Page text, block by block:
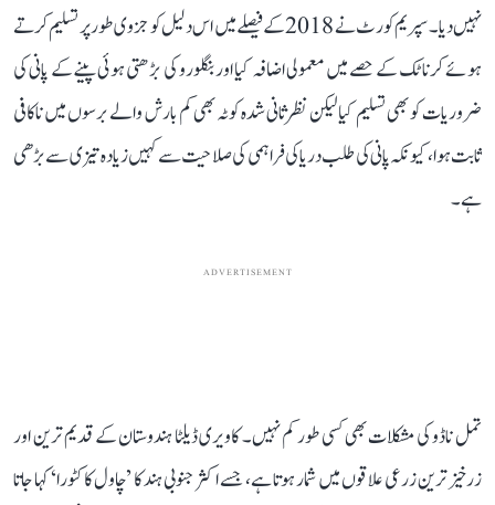
نہیں دیا۔ سپریم کورٹ نے 2018 کے فیصلے میں اس دلیل کو جزوی طور پر تسلیم کرتے
ہوئے کرناٹک کے حصے میں معمولی اضافہ کیا اور بنگلورو کی بڑھتی ہوئی پینے کے پانی کی
ضروریات کو بھی تسلیم کیا لیکن نظرثانی شدہ کوٹہ بھی کم بارش والے برسوں میں ناکافی
ثابت ہوا، کیونکہ پانی کی طلب دریا کی فراہمی کی صلاحیت سے کہیں زیادہ تیزی سے بڑھی
ہے۔
ADVERTISEMENT
تمل ناڈو کی مشکلات بھی کسی طور کم نہیں۔ کاویری ڈیلٹا ہندوستان کے قدیم ترین اور
زرخیز ترین زرعی علاقوں میں شمار ہوتا ہے، جسے اکثر جنوبی ہند کا ’چاول کا کٹورا‘ کہا جاتا